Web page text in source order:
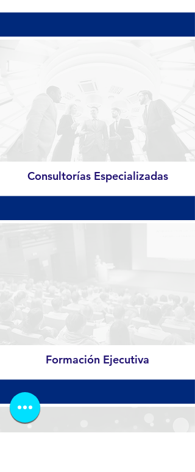
Consultorías Especializadas
Formación Ejecutiva